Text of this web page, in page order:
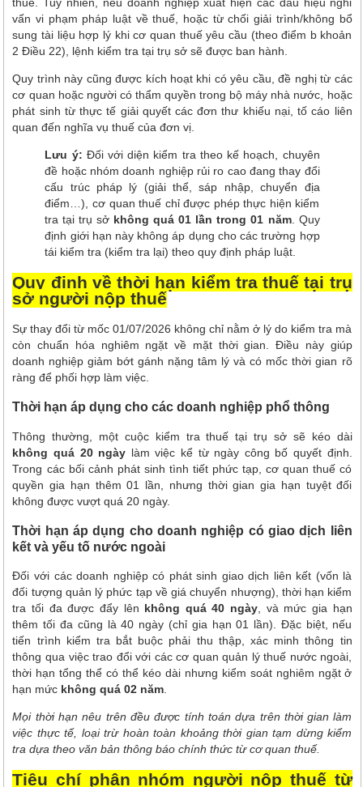
vấn vi phạm pháp luật về thuế, hoặc từ chối giải trình/không bổ
sung tài liệu hợp lý khi cơ quan thuế yêu cầu (theo điểm b khoản
2 Điều 22), lệnh kiểm tra tại trụ sở sẽ được ban hành.
Quy trình này cũng được kích hoạt khi có yêu cầu, đề nghị từ các
cơ quan hoặc người có thẩm quyền trong bộ máy nhà nước, hoặc
phát sinh từ thực tế giải quyết các đơn thư khiếu nại, tố cáo liên
quan đến nghĩa vụ thuế của đơn vị.
Lưu ý: Đối với diện kiểm tra theo kế hoạch, chuyên
đề hoặc nhóm doanh nghiệp rủi ro cao đang thay đổi
cấu trúc pháp lý (giải thể, sáp nhập, chuyển địa
điểm…), cơ quan thuế chỉ được phép thực hiện kiểm
tra tại trụ sở không quá 01 lần trong 01 năm. Quy
định giới hạn này không áp dụng cho các trường hợp
tái kiểm tra (kiểm tra lại) theo quy định pháp luật.
Quy định về thời hạn kiểm tra thuế tại trụ
sở người nộp thuế
Sự thay đổi từ mốc 01/07/2026 không chỉ nằm ở lý do kiểm tra mà
còn chuẩn hóa nghiêm ngặt về mặt thời gian. Điều này giúp
doanh nghiệp giảm bớt gánh nặng tâm lý và có mốc thời gian rõ
ràng để phối hợp làm việc.
Thời hạn áp dụng cho các doanh nghiệp phổ thông
Thông thường, một cuộc kiểm tra thuế tại trụ sở sẽ kéo dài
không quá 20 ngày làm việc kể từ ngày công bố quyết định.
Trong các bối cảnh phát sinh tình tiết phức tạp, cơ quan thuế có
quyền gia hạn thêm 01 lần, nhưng thời gian gia hạn tuyệt đối
không được vượt quá 20 ngày.
Thời hạn áp dụng cho doanh nghiệp có giao dịch liên
kết và yếu tố nước ngoài
Đối với các doanh nghiệp có phát sinh giao dịch liên kết (vốn là
đối tượng quản lý phức tạp về giá chuyển nhượng), thời hạn kiểm
tra tối đa được đẩy lên không quá 40 ngày, và mức gia hạn
thêm tối đa cũng là 40 ngày (chỉ gia hạn 01 lần). Đặc biệt, nếu
tiến trình kiểm tra bắt buộc phải thu thập, xác minh thông tin
thông qua việc trao đổi với các cơ quan quản lý thuế nước ngoài,
thời hạn tổng thể có thể kéo dài nhưng kiểm soát nghiêm ngặt ở
hạn mức không quá 02 năm.
Mọi thời hạn nêu trên đều được tính toán dựa trên thời gian làm
việc thực tế, loại trừ hoàn toàn khoảng thời gian tạm dừng kiểm
tra dựa theo văn bản thông báo chính thức từ cơ quan thuế.
Tiêu chí phân nhóm người nộp thuế từ